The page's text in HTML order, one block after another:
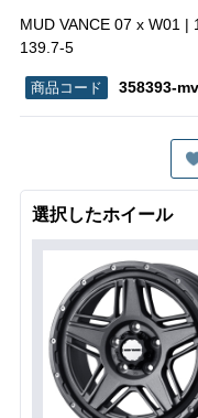
MUD VANCE 07 x W01
139.7-5
358393-
選択したホイール